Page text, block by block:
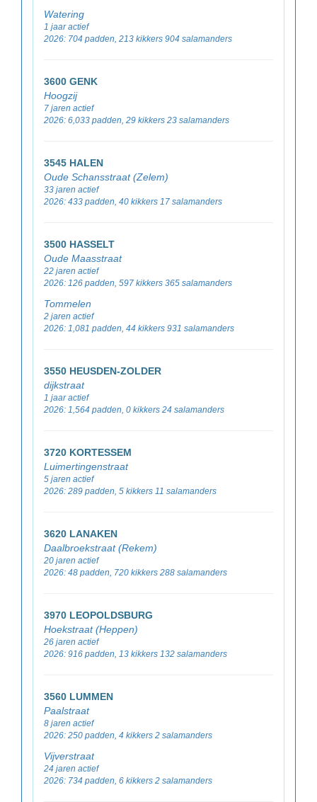
Watering
1 jaar actief
2026: 704 padden, 213 kikkers 904 salamanders
3600 GENK
Hoogzij
7 jaren actief
2026: 6,033 padden, 29 kikkers 23 salamanders
3545 HALEN
Oude Schansstraat (Zelem)
33 jaren actief
2026: 433 padden, 40 kikkers 17 salamanders
3500 HASSELT
Oude Maasstraat
22 jaren actief
2026: 126 padden, 597 kikkers 365 salamanders
Tommelen
2 jaren actief
2026: 1,081 padden, 44 kikkers 931 salamanders
3550 HEUSDEN-ZOLDER
dijkstraat
1 jaar actief
2026: 1,564 padden, 0 kikkers 24 salamanders
3720 KORTESSEM
Luimertingenstraat
5 jaren actief
2026: 289 padden, 5 kikkers 11 salamanders
3620 LANAKEN
Daalbroekstraat (Rekem)
20 jaren actief
2026: 48 padden, 720 kikkers 288 salamanders
3970 LEOPOLDSBURG
Hoekstraat (Heppen)
26 jaren actief
2026: 916 padden, 13 kikkers 132 salamanders
3560 LUMMEN
Paalstraat
8 jaren actief
2026: 250 padden, 4 kikkers 2 salamanders
Vijverstraat
24 jaren actief
2026: 734 padden, 6 kikkers 2 salamanders